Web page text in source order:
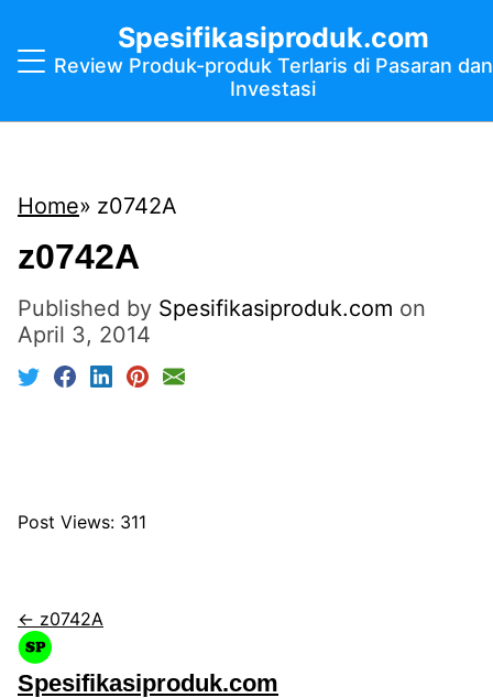
Spesifikasiproduk.com
Review Produk-produk Terlaris di Pasaran dan
Investasi
Home z0742A
z0742A
Published by Spesifikasiproduk.com on
April 3, 2014
Post Views: 311
← z0742A
Spesifikasiproduk.com